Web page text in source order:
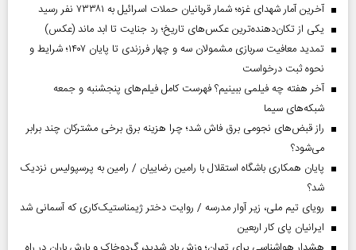
آخرین آمار شهدای غزه؛ شمار قربانیان حملات اسرائیل به ۷۳۳۸۱ نفر رسید
یکی از تکان‌دهنده‌ترین عکس‌های تاریخ؛ رد جنایت تا ابد ماند (عکس)
تمدید معافیت سربازی مشمولان سه و چهار فرزندی تا پایان ۱۴۰۷؛ شرایط و
نحوه ثبت درخواست
آخر هفته چه فیلمی ببینیم؟ فهرست کامل فیلم‌های پنجشنبه و جمعه
شبکه‌های سیما
راز قبض‌های نجومی برق فاش شد؛ چرا هزینه برق برخی مشترکان چند برابر
می‌شود؟
پایان همکاری باشگاه استقلال با رامین رضاییان / رامین به پرسپولیس نزدیک
شد؟
رویای تیم ملی، زیر آوار مدرسه / روایت دختر ژیمناستیک‌کاری که آسمانی شد
ایرانیان پای کار اربعین